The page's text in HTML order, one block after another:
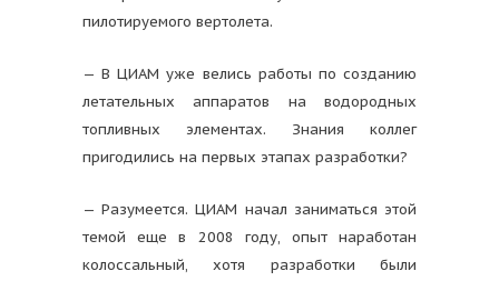
пилотируемого вертолета.
— В ЦИАМ уже велись работы по созданию
летательных аппаратов на водородных
топливных элементах. Знания коллег
пригодились на первых этапах разработки?
— Разумеется. ЦИАМ начал заниматься этой
темой еще в 2008 году, опыт наработан
колоссальный, хотя разработки были